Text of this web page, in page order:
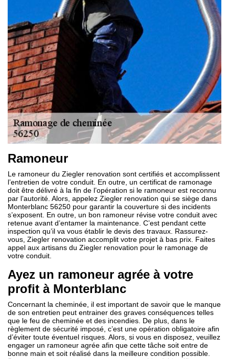
Ramoneur
Le ramoneur du Ziegler renovation sont certifiés et accomplissent
l’entretien de votre conduit. En outre, un certificat de ramonage
doit être délivré à la fin de l’opération si le ramoneur est reconnu
par l’autorité. Alors, appelez Ziegler renovation qui se siège dans
Monterblanc 56250 pour garantir la couverture si des incidents
s’exposent. En outre, un bon ramoneur révise votre conduit avec
retenue avant d’entamer la maintenance. C’est pendant cette
inspection qu’il va vous établir le devis des travaux. Rassurez-
vous, Ziegler renovation accomplit votre projet à bas prix. Faites
appel aux artisans du Ziegler renovation pour le ramonage de
votre conduit.
Ayez un ramoneur agrée à votre
profit à Monterblanc
Concernant la cheminée, il est important de savoir que le manque
de son entretien peut entrainer des graves conséquences telles
que le feu de cheminée et des incendies. De plus, dans le
règlement de sécurité imposé, c’est une opération obligatoire afin
d’éviter toute éventuel risques. Alors, si vous en disposez, veuillez
engager un ramoneur agrée afin que cette tâche soit entre de
bonne main et soit réalisé dans la meilleure condition possible.